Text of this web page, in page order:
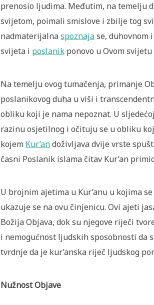
prenosio ljudima. Međutim, na temelju
svijetom, poimali smislove i zbilje tog
nadmaterijalnaspoznajase, duhovnom
svijeta i poslanik ponovo u Ovom
Na temelju ovog tumačenja, primanje
poslanikovog duha u viši i
obliku koji je nama nepoznat. U
razinu osjetilnog i očituju se u obliku
kojem Kur’andoživljava dvije vrste
časni Poslanik islama čitav Kur’an
U brojnim ajetima u Kur’anu u kojima
ukazuje se na ovu činjenicu. Ovi ajeti
Božija Objava, dok su njegove riječi
i nemogućnost ljudskih sposobnosti da
tvrdnje da je kur’anska riječ ljudskog
Nužnost Objave